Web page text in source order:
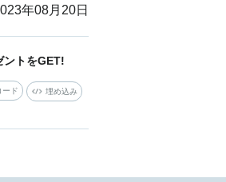
年08月20日
ントをGET!
ード 埋め込み